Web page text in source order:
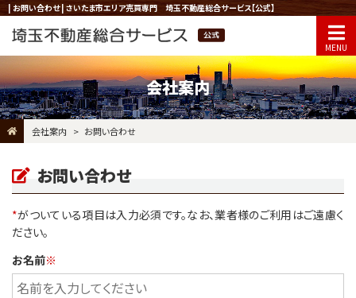
| お問い合わせ | さいたま市エリア売買専門 埼玉不動産総合サービス【公式】
会社案内
会社案内 お問い合わせ
お問い合わせ
*がついている項目は入力必須です。なお、業者様のご利用はご遠慮く
ださい。
お名前※